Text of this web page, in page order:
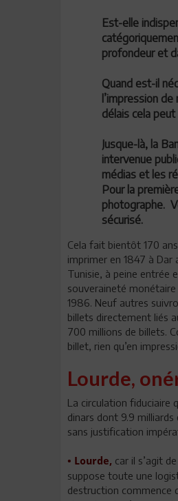
Est-elle
profondeur et
Quand est-il
l’impression
délais cela
Jusque-là, la
intervenue
médias et les
Pour la
photographe.
sécurisé.
Cela fait bientôt 170
imprimer en 1847 à Dar
Tunisie, à peine entrée
souveraineté
1986. Neuf autres
billets directement liés
700 millions de billets.
billet, rien qu’en
Lourde,
La circulation fiduciaire
dinars dont 9.9
sans justification
• Lourde, car il s’agit
suppose toute une
destruction commence